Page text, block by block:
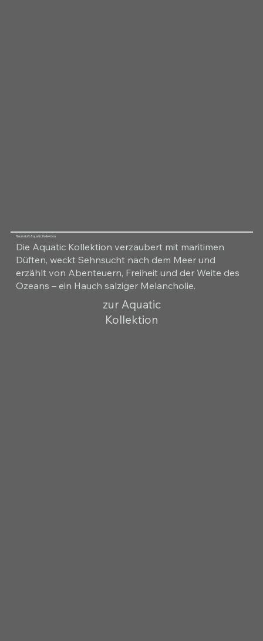
Raumduft Aquatic Kollektion
Die Aquatic Kollektion verzaubert mit maritimen
Düften, weckt Sehnsucht nach dem Meer und
erzählt von Abenteuern, Freiheit und der Weite des
Ozeans – ein Hauch salziger Melancholie.
zur Aquatic
Kollektion